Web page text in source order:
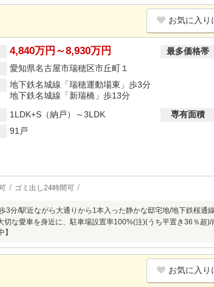
お気に入り
4,840万円～8,930万円 最多価格帯
愛知県名古屋市瑞穂区市丘町１
地下鉄名城線「瑞穂運動場東」歩3分
地下鉄名城線「新瑞橋」歩13分
1LDK+S（納戸）～3LDK 専有面積
91戸
ゴミ出し24時間可
3分/駅近ながら大通りから1本入った静かな邸宅地/地下鉄桜通
切な愛車を身近に、駐車場設置率100%(注)(うち平置き36％超
お気に入り